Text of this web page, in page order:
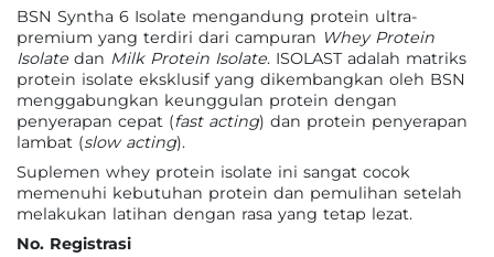
BSN Syntha 6 Isolate mengandung protein ultra-
premium yang terdiri dari campuran Whey Protein
Isolate dan Milk Protein Isolate. ISOLAST adalah matriks
protein isolate eksklusif yang dikembangkan oleh BSN
menggabungkan keunggulan protein dengan
penyerapan cepat (fast acting) dan protein penyerapan
lambat (slow acting).
Suplemen whey protein isolate ini sangat cocok
memenuhi kebutuhan protein dan pemulihan setelah
melakukan latihan dengan rasa yang tetap lezat.
No. Registrasi